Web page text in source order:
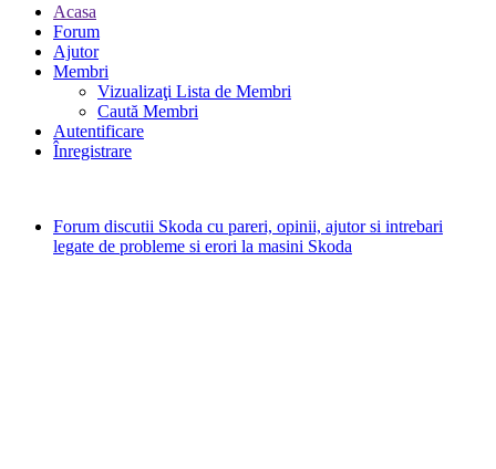
Acasa
Forum
Ajutor
Membri
Vizualizaţi Lista de Membri
Caută Membri
Autentificare
Înregistrare
Forum discutii Skoda cu pareri, opinii, ajutor si intrebari
legate de probleme si erori la masini Skoda